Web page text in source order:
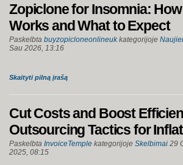
Zopiclone for Insomnia:
Works and What to Expect
Paskelbta buyzopicloneonlineukkategorijoje
Sau 2026, 13:16
Skaityti pilną įrašą
Cut Costs and Boost
Outsourcing Tactics for
Paskelbta InvoiceTemple kategorijoje Skelbimai 29
2025, 08:15